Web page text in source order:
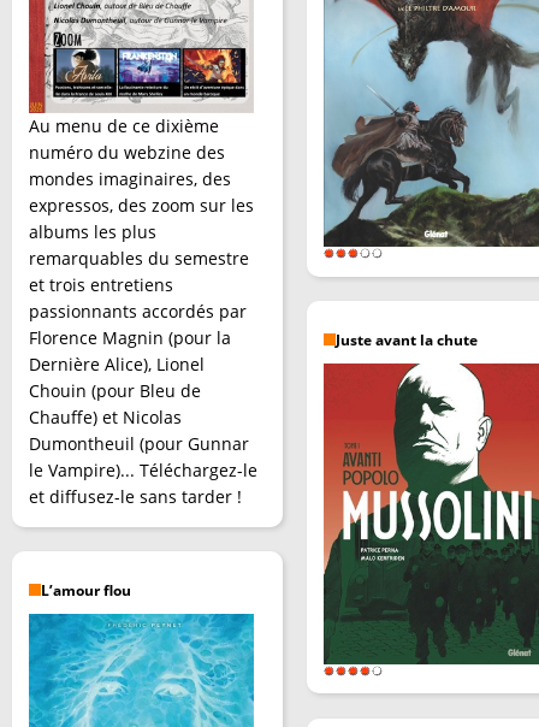
Au menu de ce dixième
numéro du webzine des
mondes imaginaires, des
expressos, des zoom sur les
albums les plus
remarquables du semestre
et trois entretiens
passionnants accordés par
Florence Magnin (pour la
Dernière Alice), Lionel
Chouin (pour Bleu de
Chauffe) et Nicolas
Dumontheuil (pour Gunnar
le Vampire)... Téléchargez-le
et diffusez-le sans tarder !
L’amour flou
Juste avant la chute